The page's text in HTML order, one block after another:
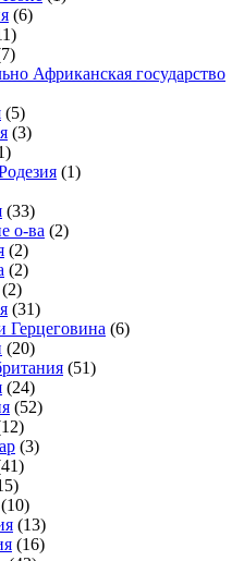
(6)
Африканская государство
(5)
(3)
(1)
(33)
о-ва (2)
(2)
(2)
(2)
(31)
Герцеговина (6)
(20)
(51)
(24)
(52)
(3)
(10)
(13)
(16)